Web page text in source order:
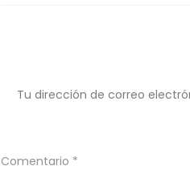
Tu dirección de correo
Comentario *